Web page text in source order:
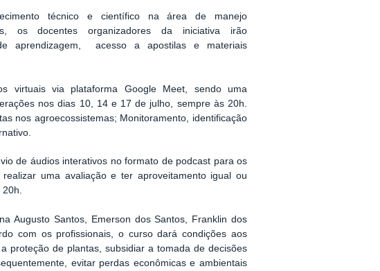
técnico e científico na área de manejo
os docentes organizadores da iniciativa irão
aprendizagem, acesso a apostilas e materiais
virtuais via plataforma Google Meet, sendo uma
nos dias 10, 14 e 17 de julho, sempre às 20h.
nos agroecossistemas; Monitoramento, identificação
de áudios interativos no formato de podcast para os
uma avaliação e ter aproveitamento igual ou
20h.
Augusto Santos, Emerson dos Santos, Franklin dos
com os profissionais, o curso dará condições aos
proteção de plantas, subsidiar a tomada de decisões
evitar perdas econômicas e ambientais